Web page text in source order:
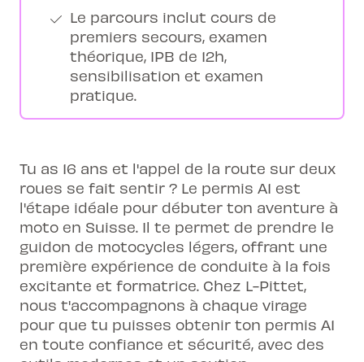
Le parcours inclut cours de
premiers secours, examen
théorique, IPB de 12h,
sensibilisation et examen
pratique.
Tu as 16 ans et l'appel de la route sur deux
roues se fait sentir ? Le permis A1 est
l'étape idéale pour débuter ton aventure à
moto en Suisse. Il te permet de prendre le
guidon de motocycles légers, offrant une
première expérience de conduite à la fois
excitante et formatrice. Chez L-Pittet,
nous t'accompagnons à chaque virage
pour que tu puisses obtenir ton permis A1
en toute confiance et sécurité, avec des